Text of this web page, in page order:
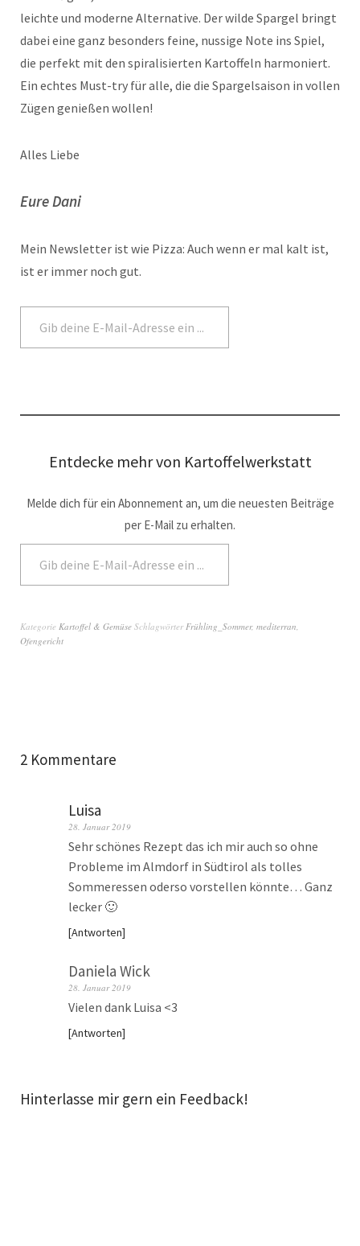
leichte und moderne Alternative. Der wilde Spargel bringt
dabei eine ganz besonders feine, nussige Note ins Spiel,
die perfekt mit den spiralisierten Kartoffeln harmoniert.
Ein echtes Must-try für alle, die die Spargelsaison in vollen
Zügen genießen wollen!
Alles Liebe
Eure Dani
Mein Newsletter ist wie Pizza: Auch wenn er mal kalt ist,
ist er immer noch gut.
Entdecke mehr von Kartoffelwerkstatt
Melde dich für ein Abonnement an, um die neuesten Beiträge
per E-Mail zu erhalten.
Kategorie Kartoffel & Gemüse Schlagwörter Frühling_Sommer, mediterran
Ofengericht
2 Kommentare
Luisa
28. Januar 2019
Sehr schönes Rezept das ich mir auch so ohne
Probleme im Almdorf in Südtirol als tolles
Sommeressen oderso vorstellen könnte… Ganz
lecker 🙂
Antworten
Daniela Wick
28. Januar 2019
Vielen dank Luisa <3
Antworten
Hinterlasse mir gern ein Feedback!